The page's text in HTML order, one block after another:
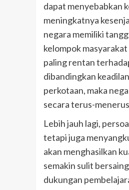
dapat menyebabkan
meningkatnya
negara memiliki
kelompok
paling rentan
dibandingkan
perkotaan, maka
secara terus-
Lebih jauh lagi,
tetapi juga
akan menghasilkan
semakin sulit
dukungan